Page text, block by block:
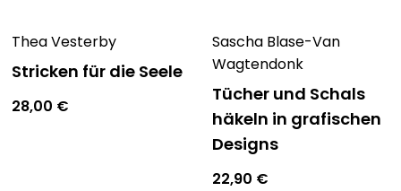
Thea Vesterby
Stricken für die Seele
28,00 €
Sascha Blase-Van
Wagtendonk
Tücher und Schals
häkeln in grafischen
Designs
22,90 €